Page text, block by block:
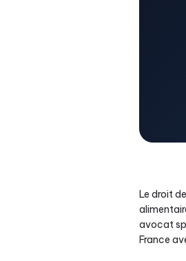
Le droit
avocat
France